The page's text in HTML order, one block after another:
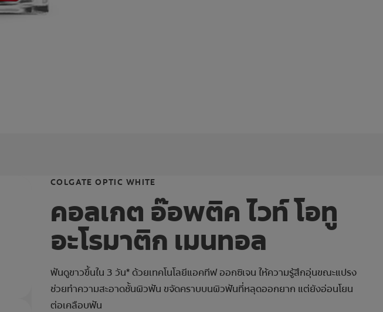
COLGATE OPTIC WHITE
คอลเกต อ๊อพติค ไวท์ โอทู
อะโรมาติก เมนทอล
ฟันดูขาวขึ้นใน 3 วัน* ด้วยเทคโนโลยีแอคทีฟ ออกซิเจน ให้ความรู้สึกอุ่นขณะแปรง
ช่วยทำความสะอาดชั้นผิวฟัน ขจัดคราบบนผิวฟันที่หลุดออกยาก แต่ยังอ่อนโยน
ต่อเคลือบฟัน